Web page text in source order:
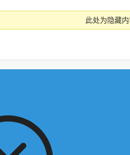
此处为隐藏